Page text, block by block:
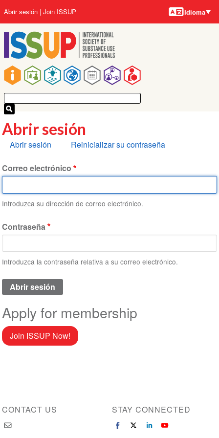
al
contenido
principal
Main
navigation
User
account
menu
Abrir sesión Join ISSUP Idiomas
Idioma
Abrir sesión
Solapas
Abrir sesión Reinicializar su contraseña
Correo electrónico
Introduzca su dirección de correo electrónico.
Contraseña
Introduzca la contraseña relativa a su correo electrónico.
Apply for membership
Join ISSUP Now!
CONTACT US STAY CONNECTED